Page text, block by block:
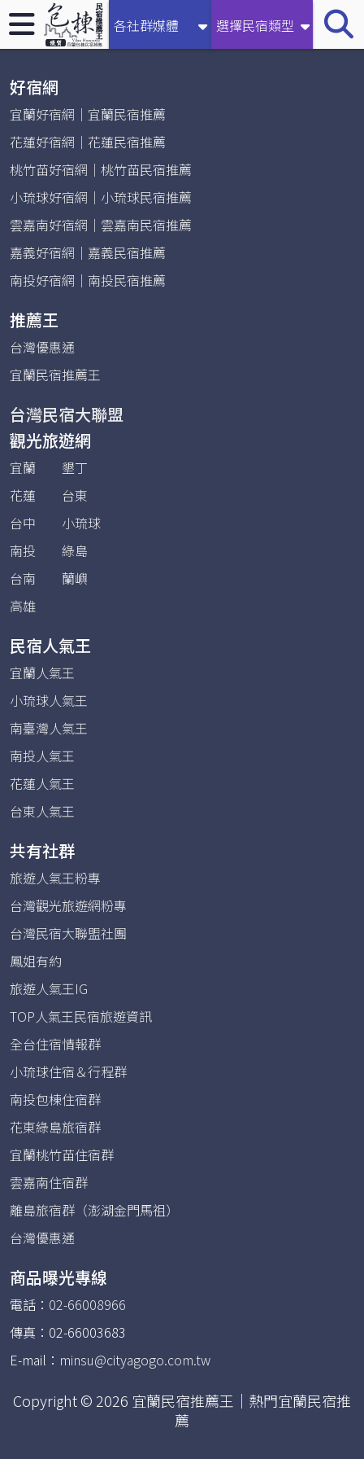
各社群媒體 選擇民宿類型
【2026宜蘭民宿推薦王】收錄礁溪、南澳、羅東等地區包棟
民宿
好宿網
宜蘭好宿網｜宜蘭民宿推薦
花蓮好宿網｜花蓮民宿推薦
桃竹苗好宿網｜桃竹苗民宿推薦
小琉球好宿網｜小琉球民宿推薦
雲嘉南好宿網｜雲嘉南民宿推薦
嘉義好宿網｜嘉義民宿推薦
南投好宿網｜南投民宿推薦
推薦王
台灣優惠通
宜蘭民宿推薦王
台灣民宿大聯盟
觀光旅遊網
宜蘭
墾丁
花蓮
台東
台中
小琉球
南投
綠島
台南
蘭嶼
高雄
民宿人氣王
宜蘭人氣王
小琉球人氣王
南臺灣人氣王
南投人氣王
花蓮人氣王
台東人氣王
共有社群
旅遊人氣王粉專
台灣觀光旅遊網粉專
台灣民宿大聯盟社團
鳳姐有約
旅遊人氣王IG
TOP人氣王民宿旅遊資訊
全台住宿情報群
小琉球住宿＆行程群
南投包棟住宿群
花東綠島旅宿群
宜蘭桃竹苗住宿群
雲嘉南住宿群
離島旅宿群（澎湖金門馬祖）
台灣優惠通
商品曝光專線
電話： 02-66008966
傳真：02-66003683
E-mail： minsu@cityagogo.com.tw
Copyright © 2026 宜蘭民宿推薦王｜熱門宜蘭民宿推
薦